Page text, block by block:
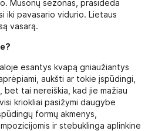
Musonų sezonas, prasideda
iki pavasario vidurio. Lietaus
vasarą.
esantys kvapą gniaužiantys
aukšti ar tokie įspūdingi,
bet tai nereiškia, kad jie mažiau
kriokliai pasižymi daugybe
formų akmenys,
ir stebuklinga aplinkine